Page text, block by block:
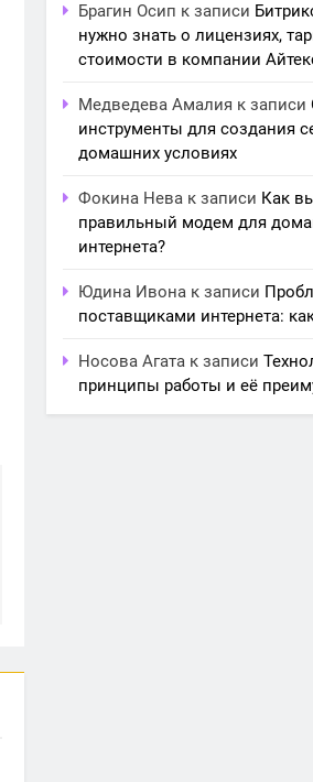
Брагин Осип к записи
нужно знать о лицензиях,
стоимости в компании
Медведева Амалия к записи
инструменты для создания
домашних условиях
Фокина Нева к записи Как
правильный модем для
интернета?
Юдина Ивона к записи
поставщиками интернета:
Носова Агата к записи
принципы работы и её